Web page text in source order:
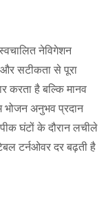
नेविगेशन
सटीकता से पूरा
करता है बल्कि मानव
भोजन अनुभव प्रदान
घंटों के दौरान लचीले
टर्नओवर दर बढ़ती है